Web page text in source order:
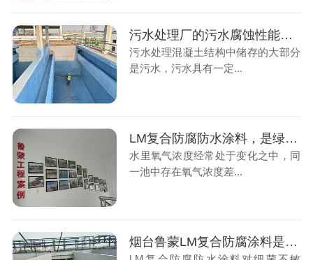
污水处理厂的污水腐蚀性能指标要求
污水处理混凝土结构中储存的大部分
是污水，污水具有一定...
LM复合防腐防水涂料，是绿色水性防腐涂料
水里氧气浓度经常处于变化之中，同
一池中存在氧气浓度差...
烟台鲁蒙LM复合防腐涂料是污水厂防腐的好帮手